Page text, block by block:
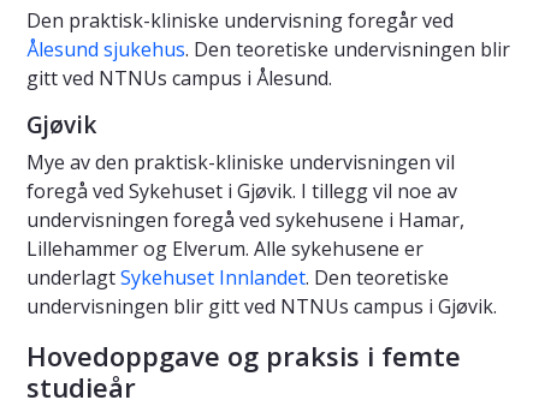
Den praktisk-kliniske undervisning foregår ved
Ålesund sjukehus. Den teoretiske undervisningen blir
gitt ved NTNUs campus i Ålesund.
Gjøvik
Mye av den praktisk-kliniske undervisningen vil
foregå ved Sykehuset i Gjøvik. I tillegg vil noe av
undervisningen foregå ved sykehusene i Hamar,
Lillehammer og Elverum. Alle sykehusene er
underlagtSykehuset Innlandet. Den teoretiske
undervisningen blir gitt ved NTNUs campus i Gjøvik.
Hovedoppgave og praksis i femte
studieår